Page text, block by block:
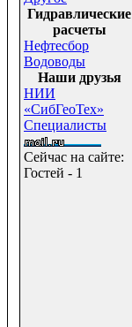
Гидравлические
расчеты
Нефтесбор
Водоводы
Наши друзья
НИИ
«СибГеоТех»
Специалисты
Сейчас на сайте:
Гостей - 1